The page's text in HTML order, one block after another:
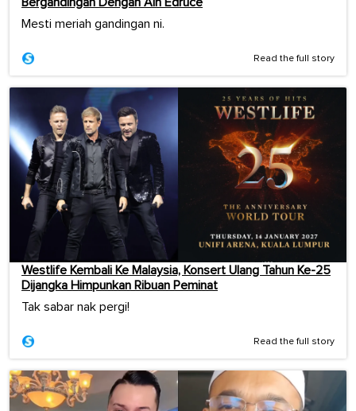
Mesti meriah gandingan ni.
Read the full story
Westlife Kembali Ke Malaysia, Konsert Ulang Tahun Ke-25
Dijangka Himpunkan Ribuan Peminat
Tak sabar nak pergi!
Read the full story